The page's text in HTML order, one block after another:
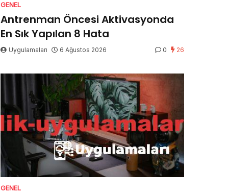
GENEL
Antrenman Öncesi Aktivasyonda
En Sık Yapılan 8 Hata
Uygulamaları 6 Ağustos 2026 0 26
GENEL